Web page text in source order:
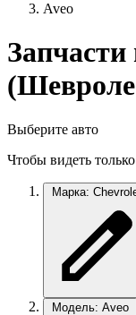
Aveo
Запчасти
Выберите авто
Чтобы видеть
Марка:
Модель: Aveo